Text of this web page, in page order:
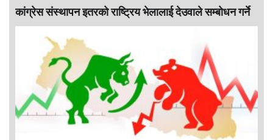
कांग्रेस संस्थापन इतरको राष्ट्रिय भेलालाई देउवाले सम्बोधन गर्ने